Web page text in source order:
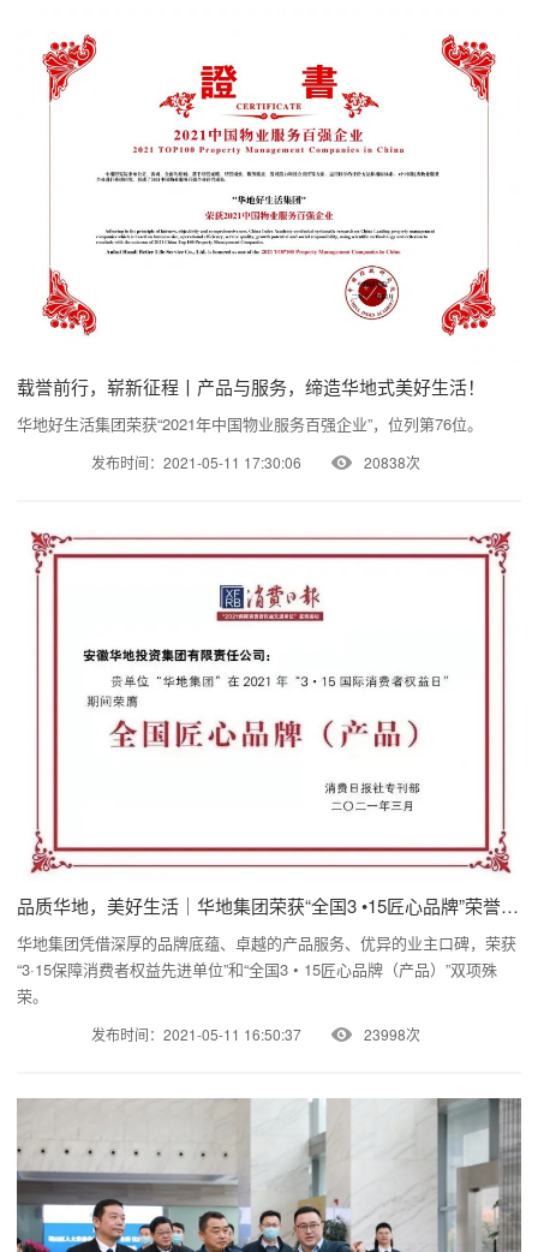
载誉前行，崭新征程丨产品与服务，缔造华地式美好生活！
华地好生活集团荣获“2021年中国物业服务百强企业”，位列第76位。
发布时间：2021-05-11 17:30:06 20838次
品质华地，美好生活｜华地集团荣获“全国3 •15匠心品牌”荣誉称号！
华地集团凭借深厚的品牌底蕴、卓越的产品服务、优异的业主口碑，荣获
“3·15保障消费者权益先进单位”和“全国3 • 15匠心品牌（产品）”双项殊
荣。
发布时间：2021-05-11 16:50:37 23998次